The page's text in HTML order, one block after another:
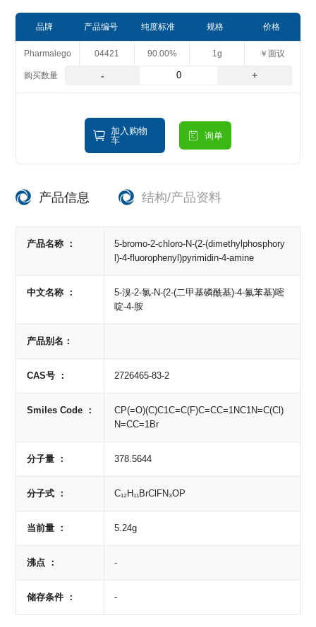
品牌 产品编号 纯度标准 规格 价格
Pharmalego 04421 90.00% 1g ￥面议
- +
加入购物
车
询单
产品信息 结构/产品资料
产品名称 ：
5-bromo-2-chloro-N-(2-(dimethylphosphory
l)-4-fluorophenyl)pyrimidin-4-amine
中文名称 ：
5-溴-2-氯-N-(2-(二甲基磷酰基)-4-氟苯基)嘧
啶-4-胺
产品别名：
CAS号 ： 2726465-83-2
Smiles Code ：
CP(=O)(C)C1C=C(F)C=CC=1NC1N=C(Cl)
N=CC=1Br
分子量 ： 378.5644
分子式 ： C₁₂H₁₁BrClFN₃OP
当前量 ： 5.24g
沸点 ： -
储存条件 ： -